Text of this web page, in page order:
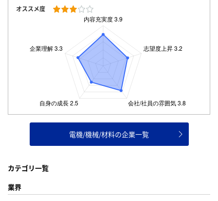
オススメ度
電機/機械/材料の企業一覧
カテゴリ一覧
業界